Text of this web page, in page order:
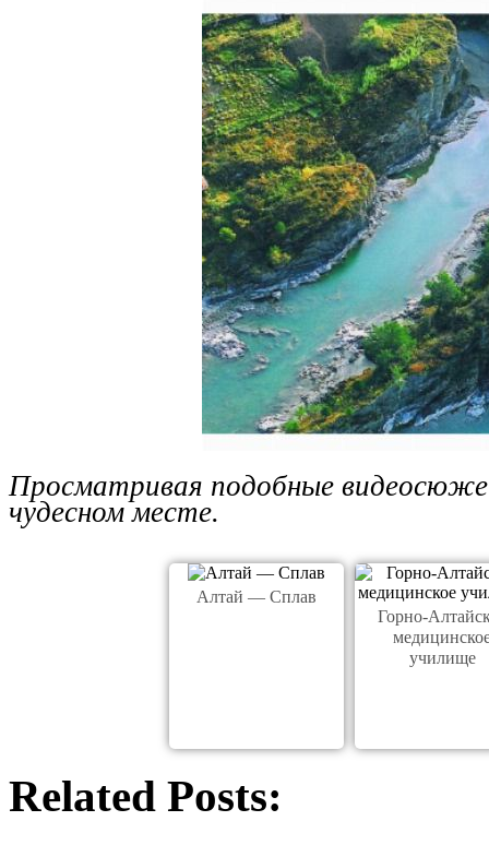
Просматривая подобные
чудесном месте.
Алтай — Сплав
Горно-
училище
Related Posts: